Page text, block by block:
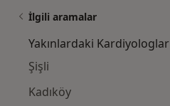
İlgili aramalar
Yakınlardaki Kardiyologlar
Şişli
Kadıköy